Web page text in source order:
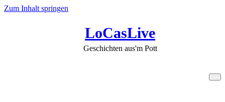
Zum Inhalt springen
LoCasLive
Geschichten aus'm Pott